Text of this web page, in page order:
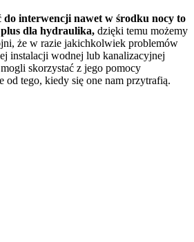
do interwencji nawet w środku nocy to
dla hydraulika, dzięki temu możemy
że w razie jakichkolwiek problemów
instalacji wodnej lub kanalizacyjnej
skorzystać z jego pomocy
od tego, kiedy się one nam przytrafią.